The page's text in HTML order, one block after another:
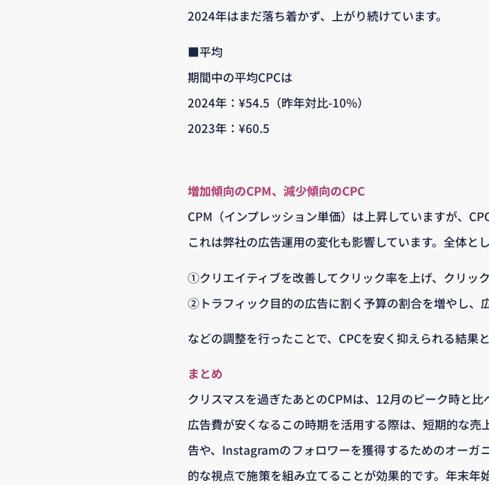
2024年はまだ落ち着かず、上がり続けています。
■平均
期間中の平均CPCは
2024年：¥54.5（昨年対比-10%）
2023年：¥60.5
増加傾向のCPM、減少傾向のCPC
CPM（インプレッション単価）は上昇していますが、
これは弊社の広告運用の変化も影響しています。全体と
①クリエイティブを改善してクリック率を上げ、クリッ
②トラフィック目的の広告に割く予算の割合を増やし、
などの調整を行ったことで、CPCを安く抑えられる結果と
まとめ
クリスマスを過ぎたあとのCPMは、12月のピーク時と比
広告費が安くなるこの時期を活用する際は、短期的な
告や、Instagramのフォロワーを獲得するためのオーガ
的な視点で施策を組み立てることが効果的です。年末